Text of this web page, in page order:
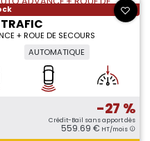
+ ROUE DE SECOURS
AUTOMATIQUE
-27 %
Crédit-Bail sans apport dès
559.69 € HT/mois